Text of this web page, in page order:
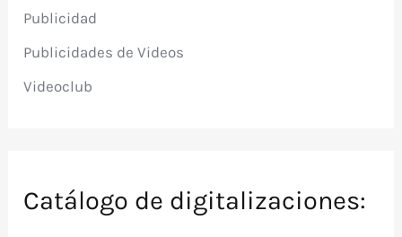
Publicidad
Publicidades de Videos
Videoclub
Catálogo de digitalizaciones: